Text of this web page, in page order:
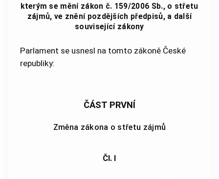
kterým se mění zákon č. 159/2006 Sb., o střetu
zájmů, ve znění pozdějších předpisů, a další
související zákony
Parlament se usnesl na tomto zákoně České
republiky:
ČÁST PRVNÍ
Změna zákona o střetu zájmů
Čl. I